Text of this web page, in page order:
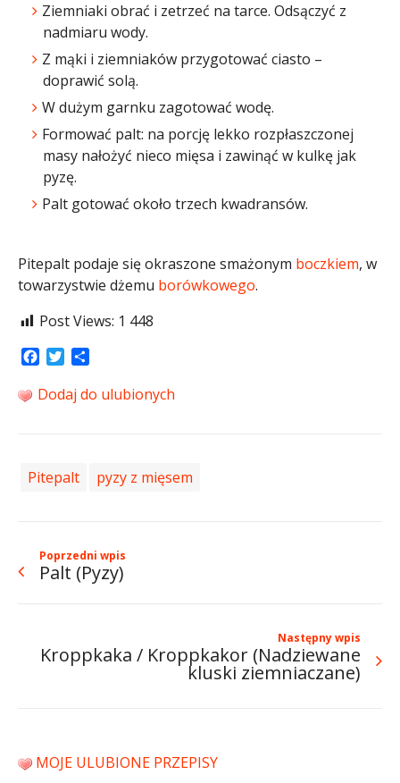
Ziemniaki obrać i zetrzeć na tarce. Odsączyć z
nadmiaru wody.
Z mąki i ziemniaków przygotować ciasto –
doprawić solą.
W dużym garnku zagotować wodę.
Formować palt: na porcję lekko rozpłaszczonej
masy nałożyć nieco mięsa i zawinąć w kulkę jak
pyzę.
Palt gotować około trzech kwadransów.
Pitepalt podaje się okraszone smażonym boczkiem, w
towarzystwie dżemu borówkowego.
Post Views: 1 448
Facebook
Twitter
Dodaj do ulubionych
Pitepalt pyzy z mięsem
Poprzedni wpis
Palt (Pyzy)
Następny wpis
Kroppkaka / Kroppkakor (Nadziewane
kluski ziemniaczane)
MOJE ULUBIONE PRZEPISY